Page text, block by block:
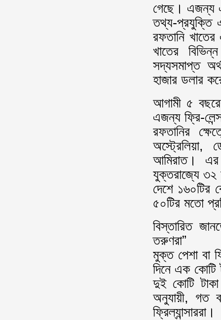
গেছে। এজন্য
তথ্য-প্রযুক্তি
রফতানি
খাতের
সদ্যসমাপ্ত
হাজার ডলার
আগামী ৫
এজন্য ফ্রি-
রফতানির
অস্ট্রেলিয়া,
আমিরাত। এর
যুক্তরাজ্যে ৩২
দেশে ১৬০টির
৫০টির মতো
বিস্তারিত
তরুণরা”
মুক্ত পেশা বা
দিনে এক
দুই কোটি টাকা
অনুযায়ী, গত
ফ্রিল্যান্সাররা।